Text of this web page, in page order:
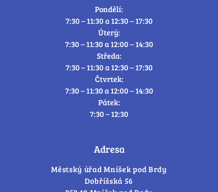
Pondělí:
7:30 – 11:30 a 12:30 – 17:30
Úterý:
7:30 – 11:30 a 12:00 – 14:30
Středa:
7:30 – 11:30 a 12:30 – 17:30
Čtvrtek:
7:30 – 11:30 a 12:00 – 14:30
Pátek:
7:30 – 12:30
Adresa
Městský úřad Mníšek pod Brdy
Dobříšská 56